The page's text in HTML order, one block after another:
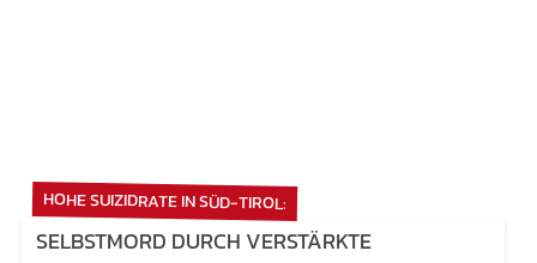
HOHE SUIZIDRATE IN SÜD-TIROL:
SELBSTMORD DURCH VERSTÄRKTE